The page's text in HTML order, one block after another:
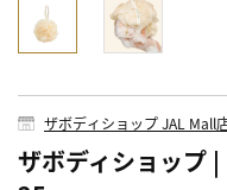
ザボディショップ JAL Mall
ザボディショップ